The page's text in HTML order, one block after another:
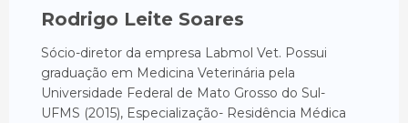
Rodrigo Leite Soares
Sócio-diretor da empresa Labmol Vet. Possui
graduação em Medicina Veterinária pela
Universidade Federal de Mato Grosso do Sul-
UFMS (2015), Especialização- Residência Médica